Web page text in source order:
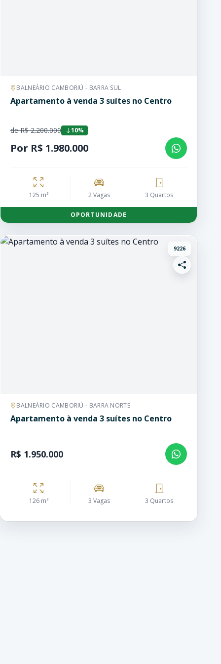
BALNEÁRIO CAMBORIÚ - BARRA SUL
Apartamento à venda 3 suítes no Centro
de R$ 2.200.000 10%
Por R$ 1.980.000
125 m² 2 Vagas 3 Quartos
OPORTUNIDADE
9226
BALNEÁRIO CAMBORIÚ - BARRA NORTE
Apartamento à venda 3 suítes no Centro
R$ 1.950.000
126 m² 3 Vagas 3 Quartos